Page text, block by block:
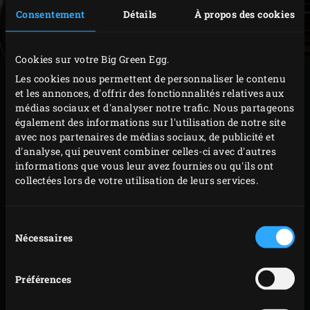
Consentement Détails À propos des cookies
Cookies sur votre Big Green Egg.
Les cookies nous permettent de personnaliser le contenu
et les annonces, d'offrir des fonctionnalités relatives aux
médias sociaux et d'analyser notre trafic. Nous partageons
également des informations sur l'utilisation de notre site
avec nos partenaires de médias sociaux, de publicité et
d'analyse, qui peuvent combiner celles-ci avec d'autres
informations que vous leur avez fournies ou qu'ils ont
collectées lors de votre utilisation de leurs services.
duNécessaires
Préférences
PRÉPARATION
Allumez lecharbon de boisdans le Big Green Egg et
faites monter la température à 240 °C avec le
convEGGtoret lagrille en acier inoxydable en place
à l’intérieur.
avec de l’eau à 120 °C. Battez le blanc d’œuf avec le
reste du sucre dans un saladier non graissé. Tout en
continuant de battre, versez le sirop au sucre sur les
blancs d’œufs montés en neige et continuez de